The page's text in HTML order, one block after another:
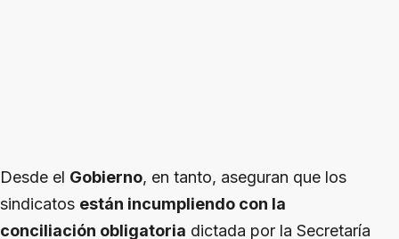
Desde el Gobierno, en tanto, aseguran que los
sindicatos están incumpliendo con la
conciliación obligatoria dictada por la Secretaría